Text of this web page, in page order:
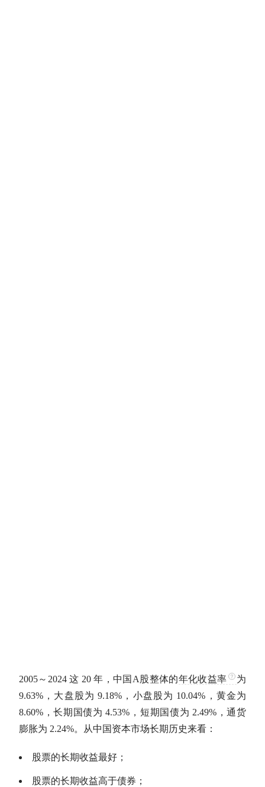
2005～2024 这 20 年，中国 A股整体的年化收益率
为
9.63%， 大盘股为 9.18%，小盘股为 10.04%，黄金为
8.60%，长期 国债为 4.53%， 短期国债为 2.49%，通货
膨胀为 2.24%。从中国资本市场长期历史来看：
股票的长期收益最好；
股票的长期收益高于债券；